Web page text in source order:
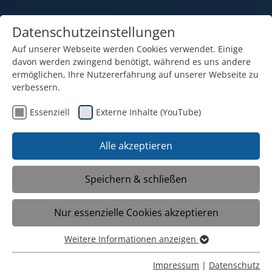
06.02.2026
Von Crêpes bis Klangkunst –
Ein Tag, der verbindet.
Bei unserem Tag der offenen Tür am
31.01. herrschte eine wunderbar
neugierige Atmosphäre: Rund 50
interessierte Gäste nutzten die
Gelegenheit, unsere Schule ganz
Datenschutzeinstellungen
Auf unserer Webseite werden Cookies verwendet. Einige
davon werden zwingend benötigt, während es uns andere
ermöglichen, Ihre Nutzererfahrung auf unserer Webseite zu
verbessern.
Essenziell Externe Inhalte (YouTube)
Alle akzeptieren
Speichern & schließen
Nur essenzielle Cookies akzeptieren
Essenziell
Essenzielle Cookies werden für grundlegende Funktionen
Weitere Informationen anzeigen
Impressum | Datenschutz